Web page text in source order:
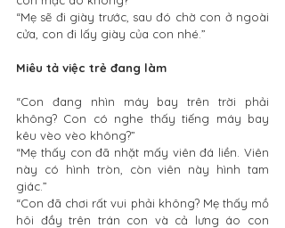
“Mẹ sẽ đi giày trước, sau đó chờ con ở ngoài
cửa, con đi lấy giày của con nhé.”
Miêu tả việc trẻ đang làm
“Con đang nhìn máy bay trên trời phải
không? Con có nghe thấy tiếng máy bay
kêu vèo vèo không?”
“Mẹ thấy con đã nhặt mấy viên đá liền. Viên
này có hình tròn, còn viên này hình tam
giác.”
“Con đã chơi rất vui phải không? Mẹ thấy mồ
hôi đầy trên trán con và cả lưng áo con